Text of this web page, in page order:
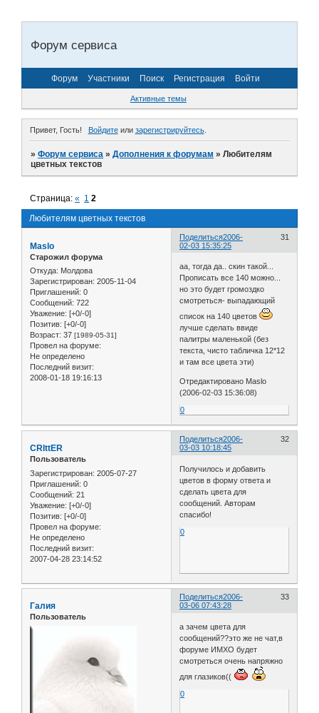
Форум сервиса
Форум Участники Поиск Регистрация Войти
Активные темы
Привет, Гость! Войдитеили зарегистрируйтесь.
»Форум сервиса »Дополнения к форумам »Любителям
цветных текстов
Любителям цветных текстов
Страница:« 1 2
Поделиться 31
2006-
02-03 15:35:25
Maslo
Старожил форума
Откуда: Молдова
Зарегистрирован: 2005-11-04
Приглашений: 0
Сообщений: 722
Уважение: [+0/-0]
Позитив: [+0/-0]
Возраст: 37 [1989-05-31]
Провел на форуме:
Не определено
Последний визит:
2008-01-18 19:16:13
аа, тогда да.. скин такой...
Прописать все 140 можно...
но это будет громоздко
смотреться- выпадающий
список на 140 цветов
лучше сделать ввиде
палитры маленькой (без
текста, чисто табличка 12*12
и там все цвета эти)
Отредактировано Maslo
(2006-02-03 15:36:08)
0
Поделиться 32
2006-
03-03 10:18:45
CRIttER
Пользователь
Зарегистрирован: 2005-07-27
Приглашений: 0
Сообщений: 21
Уважение: [+0/-0]
Позитив: [+0/-0]
Провел на форуме:
Не определено
Последний визит:
2007-04-28 23:14:52
Получилось и добавить
цветов в форму ответа и
сделать цвета для
сообщений. Авторам
спасибо!
0
Поделиться 33
2006-
03-06 07:43:28
Галия
Пользователь
а зачем цвета для
сообщений??это же не чат,в
форуме ИМХО будет
смотреться очень напряжно
для глазиков((
0